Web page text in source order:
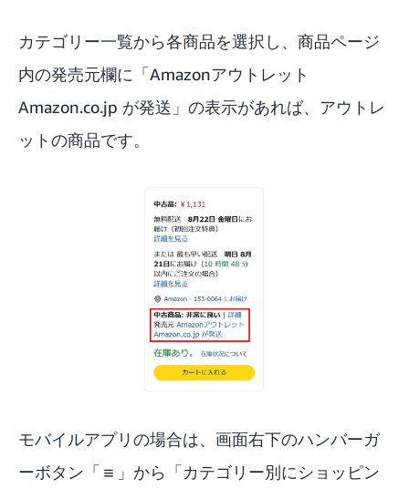
カテゴリー一覧から各商品を選択し、商品ページ
内の発売元欄に「Amazonアウトレット
Amazon.co.jp が発送」の表示があれば、アウトレ
ットの商品です。
モバイルアプリの場合は、画面右下のハンバーガ
ーボタン「≡」から「カテゴリー別にショッピン